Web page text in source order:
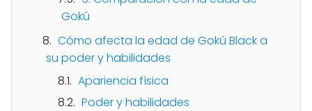
Gokú
Cómo afecta la edad de Gokú Black a
su poder y habilidades
Apariencia física
Poder y habilidades